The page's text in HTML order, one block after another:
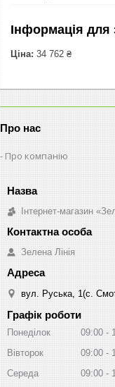
Інформація
Ціна: 34 762 ₴
Про нас
Про компанію
Інтернет-магазин
Зелена Лінія
вул. Руська, 1(с.
Графік роботи
Понеділок 09:00
Вівторок
09:00
Середа
09:00